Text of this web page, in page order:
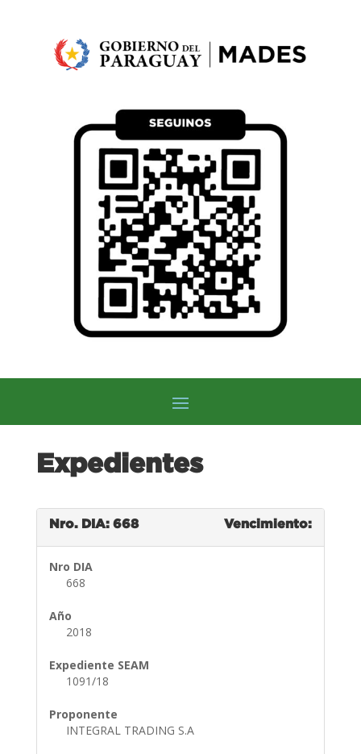
Expedientes
Nro. DIA: 668 Vencimiento:
Nro DIA
668
Año
2018
Expediente SEAM
1091/18
Proponente
INTEGRAL TRADING S.A